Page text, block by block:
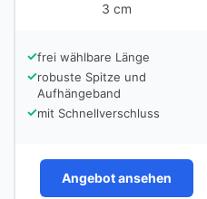
3 cm
✓frei wählbare Länge
✓robuste Spitze und
Aufhängeband
✓mit Schnellverschluss
Angebot ansehen